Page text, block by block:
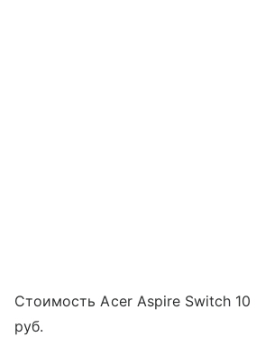
Стоимость Acer Aspire Switch 10
руб.